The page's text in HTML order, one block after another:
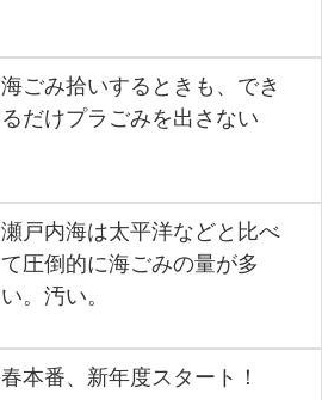
海ごみ拾いするときも、でき
るだけプラごみを出さない
瀬戸内海は太平洋などと比べ
て圧倒的に海ごみの量が多
い。汚い。
春本番、新年度スタート！